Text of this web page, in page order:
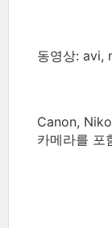
동영상: avi,
Canon,
카메라를 포